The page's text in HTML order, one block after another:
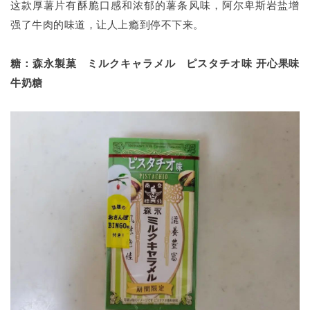
这款厚薯片有酥脆口感和浓郁的薯条风味，阿尔卑斯岩盐增
强了牛肉的味道，让人上瘾到停不下来。
糖：森永製菓 ミルクキャラメル ピスタチオ味 开心果味
牛奶糖